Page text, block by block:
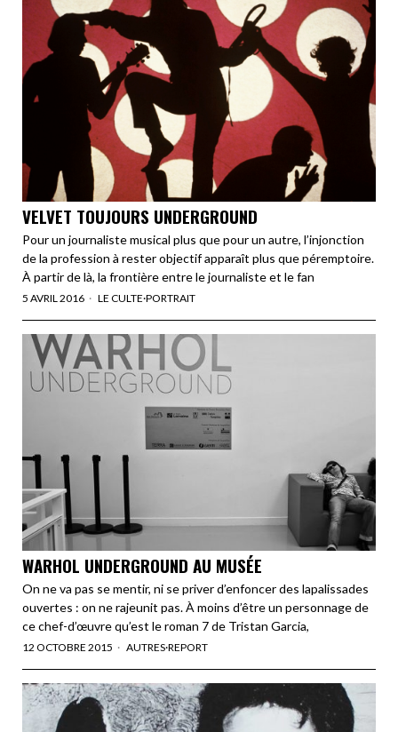
VELVET TOUJOURS UNDERGROUND
Pour un journaliste musical plus que pour un autre, l’injonction
de la profession à rester objectif apparaît plus que péremptoire.
À partir de là, la frontière entre le journaliste et le fan
5 AVRIL 2016 LE CULTE·PORTRAIT
WARHOL UNDERGROUND AU MUSÉE
On ne va pas se mentir, ni se priver d’enfoncer des lapalissades
ouvertes : on ne rajeunit pas. À moins d’être un personnage de
ce chef-d’œuvre qu’est le roman 7 de Tristan Garcia,
12 OCTOBRE 2015 AUTRES·REPORT